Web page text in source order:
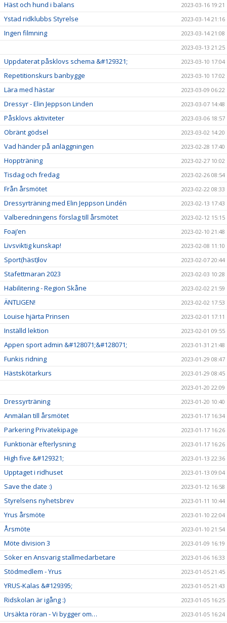
Häst och hund i balans 2023-03-16 19:21
Ystad ridklubbs Styrelse 2023-03-14 21:16
Ingen filmning
2023-03-14 21:08
2023-03-13 21:25
Uppdaterat påsklovs schema &#129321; 2023-03-10 17:04
Repetitionskurs banbygge 2023-03-10 17:02
Lära med hästar 2023-03-09 06:22
Dressyr - Elin Jeppson Linden 2023-03-07 14:48
Påsklovs aktiviteter 2023-03-06 18:57
Obränt gödsel 2023-03-02 14:20
Vad händer på anläggningen 2023-02-28 17:40
Hoppträning 2023-02-27 10:02
Tisdag och fredag 2023-02-26 08:54
Från årsmötet 2023-02-22 08:33
Dressyrträning med Elin Jeppson Lindén 2023-02-13 17:43
Valberedningens förslag till årsmötet 2023-02-12 15:15
Foaj’en 2023-02-10 21:48
Livsviktig kunskap! 2023-02-08 11:10
Sport(häst)lov 2023-02-07 20:44
Stafettmaran 2023 2023-02-03 10:28
Habilitering - Region Skåne 2023-02-02 21:59
ÄNTLIGEN! 2023-02-02 17:53
Louise hjärta Prinsen 2023-02-01 17:11
Inställd lektion 2023-02-01 09:55
Appen sport admin &#128071;&#128071; 2023-01-31 21:48
Funkis ridning 2023-01-29 08:47
Hästskötarkurs
2023-01-29 08:45
2023-01-20 22:09
Dressyrträning 2023-01-20 10:40
Anmälan till årsmötet 2023-01-17 16:34
Parkering Privatekipage 2023-01-17 16:26
Funktionär efterlysning 2023-01-17 16:26
High five &#129321; 2023-01-13 22:36
Upptaget i ridhuset 2023-01-13 09:04
Save the date :) 2023-01-12 16:58
Styrelsens nyhetsbrev 2023-01-11 10:44
Yrus årsmöte 2023-01-10 22:04
Årsmöte 2023-01-10 21:54
Möte division 3 2023-01-09 16:19
Söker en Ansvarig stallmedarbetare 2023-01-06 16:33
Stödmedlem - Yrus 2023-01-05 21:45
YRUS-Kalas &#129395; 2023-01-05 21:43
Ridskolan är igång :) 2023-01-05 16:25
Ursäkta röran - Vi bygger om… 2023-01-05 16:24